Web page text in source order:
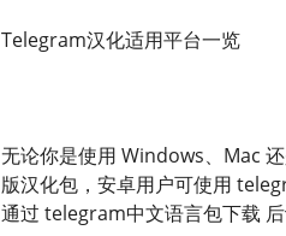
Telegram汉化适用平台一览
无论你是使用 Windows、Mac
版汉化包，安卓用户可使用
通过 telegram中文语言包下载